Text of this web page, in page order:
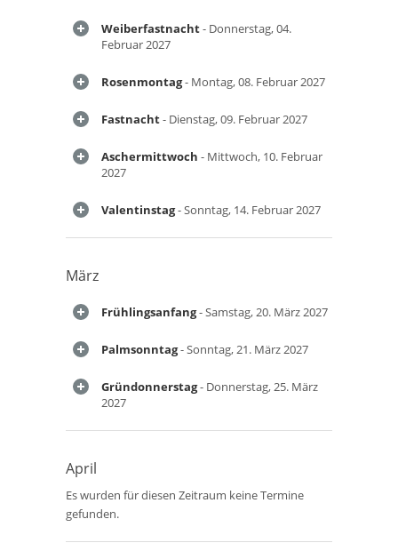
Weiberfastnacht- Donnerstag, 04.
Februar 2027
Rosenmontag- Montag, 08. Februar 2027
Fastnacht- Dienstag, 09. Februar 2027
Aschermittwoch - Mittwoch, 10. Februar
2027
Valentinstag- Sonntag, 14. Februar 2027
März
Frühlingsanfang- Samstag, 20. März 2027
Palmsonntag- Sonntag, 21. März 2027
Gründonnerstag- Donnerstag, 25. März
2027
April
Es wurden für diesen Zeitraum keine Termine
gefunden.